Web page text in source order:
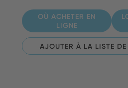
OÙ ACHETER EN
LIGNE
AJOUTER À LA LISTE